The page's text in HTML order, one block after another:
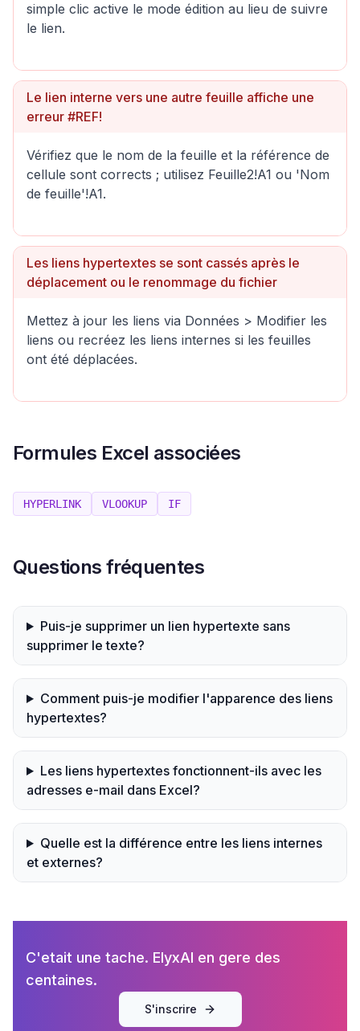
simple clic active le mode édition au lieu de suivre
le lien.
Le lien interne vers une autre feuille affiche une
erreur #REF!
Vérifiez que le nom de la feuille et la référence de
cellule sont corrects ; utilisez Feuille2!A1 ou 'Nom
de feuille'!A1.
Les liens hypertextes se sont cassés après le
déplacement ou le renommage du fichier
Mettez à jour les liens via Données > Modifier les
liens ou recréez les liens internes si les feuilles
ont été déplacées.
Formules Excel associées
HYPERLINK VLOOKUP IF
Questions fréquentes
Puis-je supprimer un lien hypertexte sans
supprimer le texte?
Comment puis-je modifier l'apparence des liens
hypertextes?
Les liens hypertextes fonctionnent-ils avec les
adresses e-mail dans Excel?
Quelle est la différence entre les liens internes
et externes?
C'etait une tache. ElyxAI en gere des
centaines.
S'inscrire